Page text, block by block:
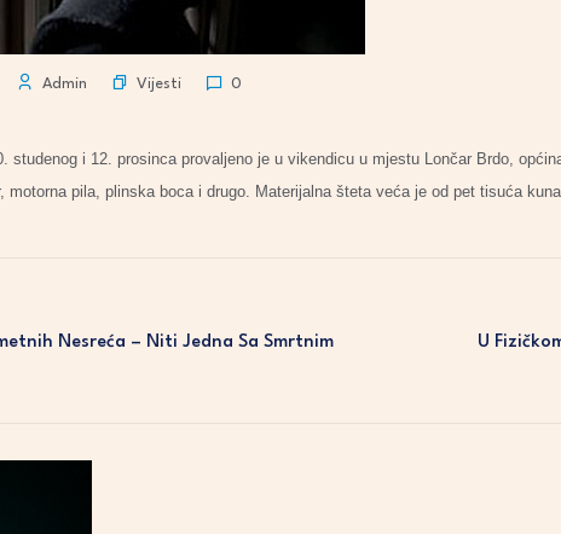
Admin Vijesti 0
studenog i 12. prosinca provaljeno je u vikendicu u mjestu Lončar Brdo,
motorna pila, plinska boca i drugo. Materijalna šteta veća je od pet tisuća
Nesreća – Niti Jedna Sa Smrtnim
U